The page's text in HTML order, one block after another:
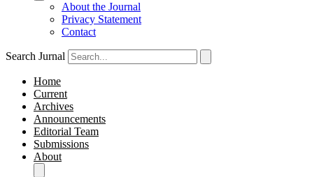
About the Journal
Privacy Statement
Contact
Search Jurnal
Home
Current
Archives
Announcements
Editorial Team
Submissions
About